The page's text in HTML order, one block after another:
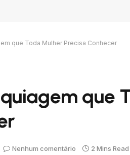
que Toda Mulher Precisa Conhecer
que
Nenhum comentário 2 Mins Read